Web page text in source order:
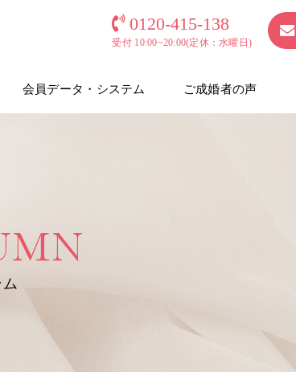
0120-415-138
受付 10:00~20:00(定休：水曜日)
会員データ・システム ご成婚者の声